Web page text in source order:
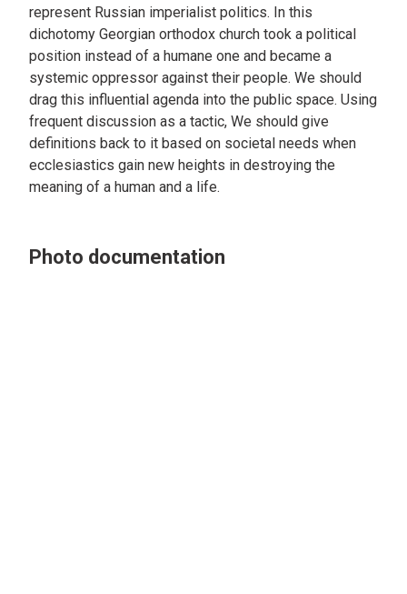
represent Russian imperialist politics. In this
dichotomy Georgian orthodox church took a political
position instead of a humane one and became a
systemic oppressor against their people. We should
drag this influential agenda into the public space. Using
frequent discussion as a tactic, We should give
definitions back to it based on societal needs when
ecclesiastics gain new heights in destroying the
meaning of a human and a life.
Photo documentation